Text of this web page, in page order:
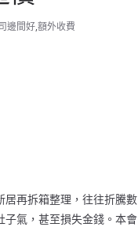
邊間好,額外收費
居再拆箱整理，往往折騰數
子氣，甚至損失金錢。本會